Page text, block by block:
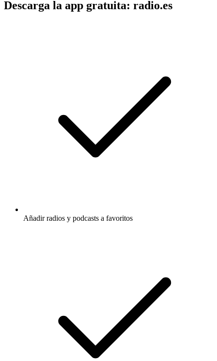
Descarga la app gratuita: radio.es
Añadir radios y podcasts a favoritos